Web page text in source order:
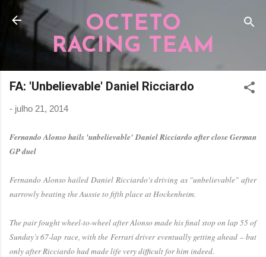
Pular para o conteúdo principal
OCTETO
RACING TEAM
FA: 'Unbelievable' Daniel Ricciardo
- julho 21, 2014
Fernando Alonso hails 'unbelievable' Daniel Ricciardo after close German
GP duel
Fernando Alonso hailed Daniel Ricciardo's driving as "unbelievable" after
narrowly beating the Aussie to fifth place at Hockenheim.
The pair fought wheel-to-wheel after Alonso made his final stop on lap 55 of
Sunday’s 67-lap race, with the Ferrari driver eventually getting ahead – but
only after Ricciardo had made life very difficult for him indeed.